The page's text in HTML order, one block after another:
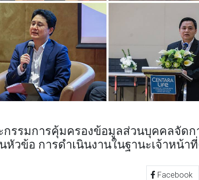
รรมการคุ้มครองข้อมูลส่วนบุคคลจัดก
หัวข้อ การดำเนินงานในฐานะเจ้าหน้า
Facebook